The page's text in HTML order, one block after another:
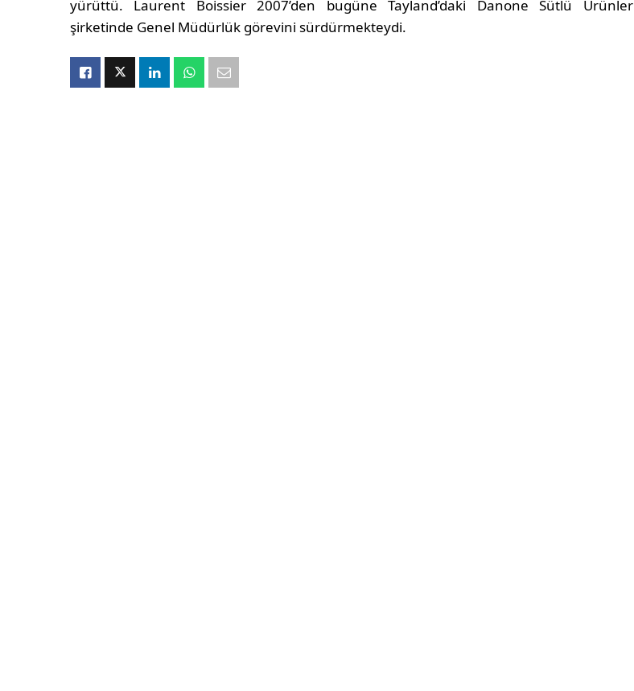
yürüttü. Laurent Boissier 2007’den bugüne Tayland’daki Danone Sütlü Ürünler
şirketinde Genel Müdürlük görevini sürdürmekteydi.